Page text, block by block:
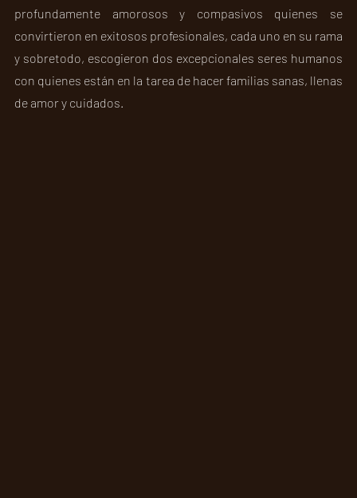
profundamente amorosos y compasivos quienes se
convirtieron en exitosos profesionales, cada uno en su rama
y sobretodo, escogieron dos excepcionales seres humanos
con quienes están en la tarea de hacer familias sanas, llenas
de amor y cuidados.